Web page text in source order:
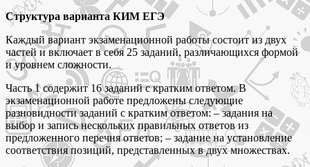
Структура варианта КИМ ЕГЭ
Каждый вариант экзаменационной работы состоит из двух
частей и включает в себя 25 заданий, различающихся формой
и уровнем сложности.
Часть 1 содержит 16 заданий с кратким ответом. В
экзаменационной работе предложены следующие
разновидности заданий с кратким ответом: – задания на
выбор и запись нескольких правильных ответов из
предложенного перечня ответов; – задание на установление
соответствия позиций, представленных в двух множествах.